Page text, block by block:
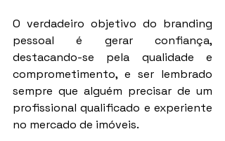
O verdadeiro objetivo do branding
pessoal é gerar confiança,
destacando-se pela qualidade e
comprometimento, e ser lembrado
sempre que alguém precisar de um
profissional qualificado e experiente
no mercado de imóveis.